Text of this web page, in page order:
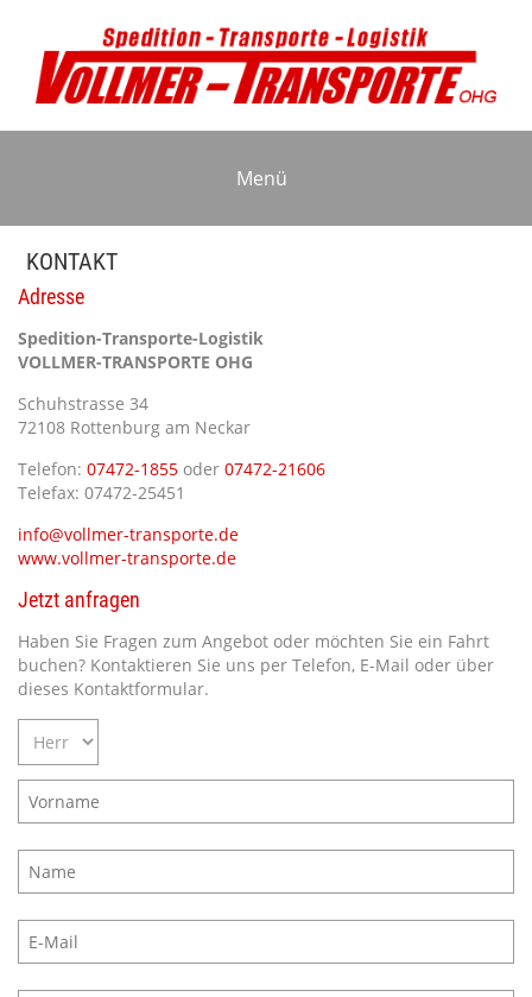
Menü
KONTAKT
Adresse
Spedition-Transporte-Logistik
VOLLMER-TRANSPORTE OHG
Schuhstrasse 34
72108 Rottenburg am Neckar
Telefon: 07472-1855 oder 07472-21606
Telefax: 07472-25451
info@vollmer-transporte.de
www.vollmer-transporte.de
Jetzt anfragen
Haben Sie Fragen zum Angebot oder möchten Sie ein Fahrt
buchen? Kontaktieren Sie uns per Telefon, E-Mail oder über
dieses Kontaktformular.